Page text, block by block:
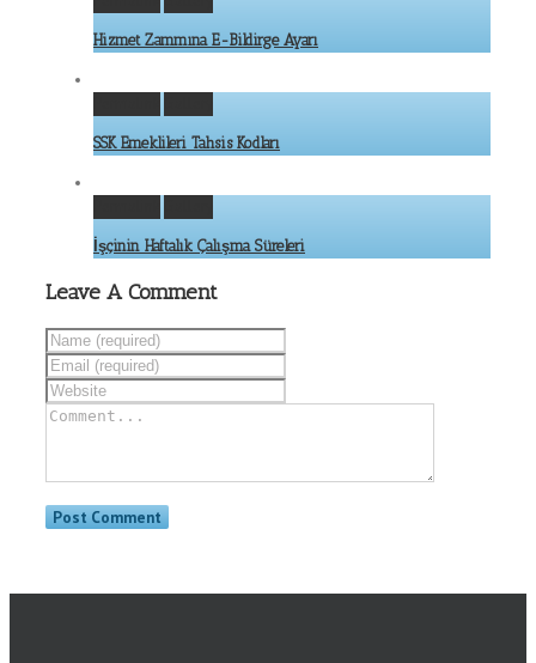
Hizmet Zammına E-Bildirge Ayarı
SSK Emeklileri Tahsis Kodları
İşçinin Haftalık Çalışma Süreleri
Leave A Comment